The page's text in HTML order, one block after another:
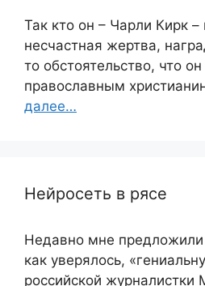
Так кто он – Чарли Кирк –
несчастная жертва,
то обстоятельство, что
православным
далее…
Нейросеть в рясе
Недавно мне предложили
как уверялось,
российской журналистки